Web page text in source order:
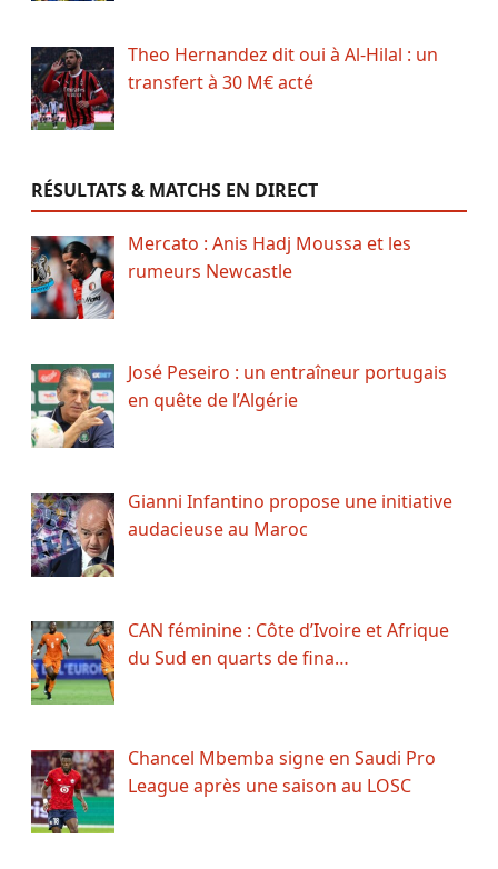
Theo Hernandez dit oui à Al-Hilal : un
transfert à 30 M€ acté
RÉSULTATS & MATCHS EN DIRECT
Mercato : Anis Hadj Moussa et les
rumeurs Newcastle
José Peseiro : un entraîneur portugais
en quête de l’Algérie
Gianni Infantino propose une initiative
audacieuse au Maroc
CAN féminine : Côte d’Ivoire et Afrique
du Sud en quarts de fina…
Chancel Mbemba signe en Saudi Pro
League après une saison au LOSC